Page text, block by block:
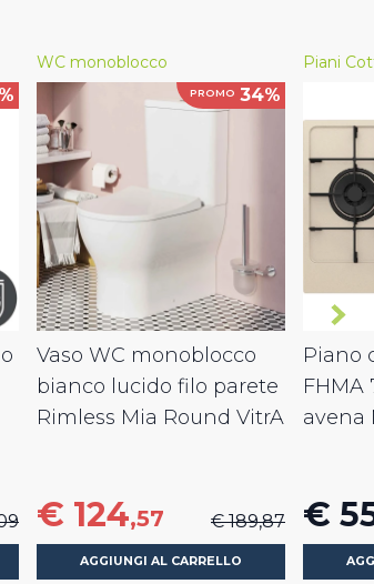
WC monoblocco
PROMO 34%
Vaso WC monoblocco
bianco lucido filo parete
Rimless Mia Round VitrA
€ 124,57 € 189,87
AGGIUNGI AL CARRELLO
Piani
Piano
FHMA
avena
€